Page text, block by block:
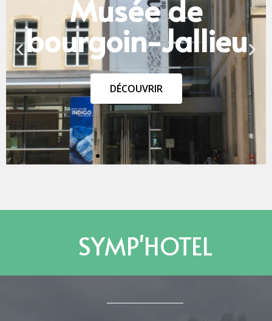
SYMP'HOTEL